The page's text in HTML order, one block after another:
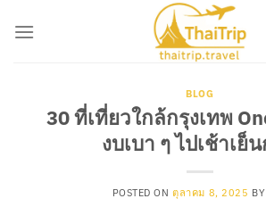
ไป
BLOG
30 ที่เที่ยวใกล้กรุงเทพ
งบเบา ๆ ไปเช้าเย็
POSTED ONตุลาคม 8, 2025 BY